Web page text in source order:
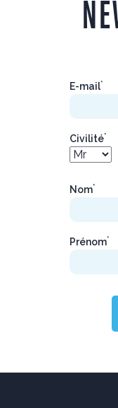
E-mail*
Civilité*
Nom*
Prénom*